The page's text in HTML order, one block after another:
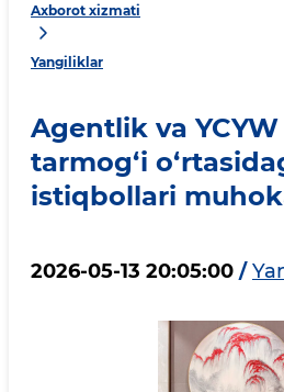
Axborot xizmati
Yangiliklar
Agentlik va YCYW
tarmog‘i
istiqbollari
2026-05-13 20:05:00 /